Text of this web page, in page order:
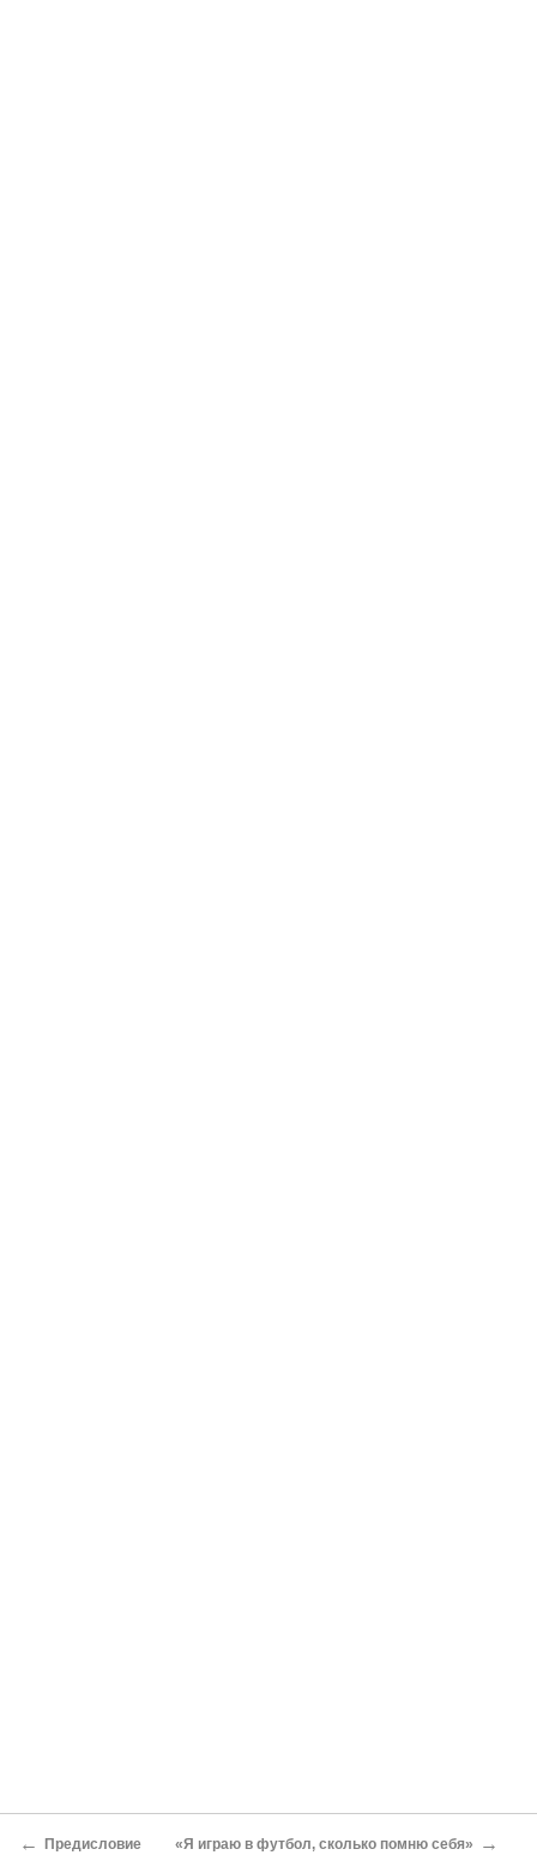
← Предисловие «Я играю в футбол, сколько помню себя» →